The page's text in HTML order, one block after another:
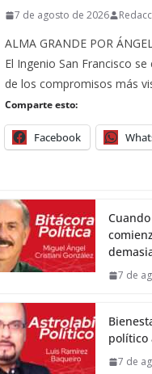
7 de agosto de 2026
ALMA GRANDE POR
El Ingenio San Francisco
de los compromisos más
Comparte esto:
Facebook
7 de
7 de